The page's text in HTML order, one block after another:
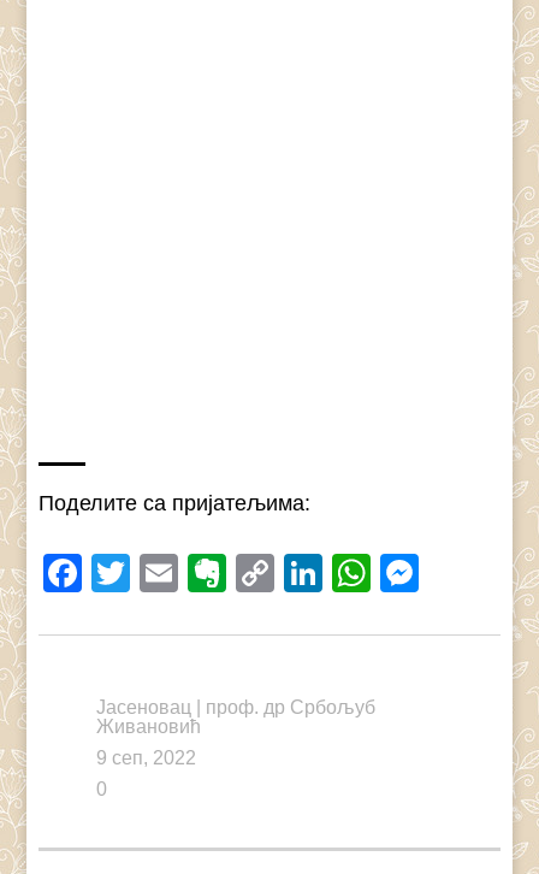
Поделите са пријатељима:
Facebook
Twitter
EmailEvernote
CopyLinkedIn
Јасеновац
проф. др Србољуб
Живановић
9 сеп, 2022
0